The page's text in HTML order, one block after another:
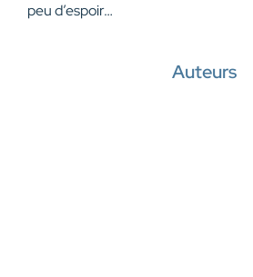
peu d’espoir…
Auteurs